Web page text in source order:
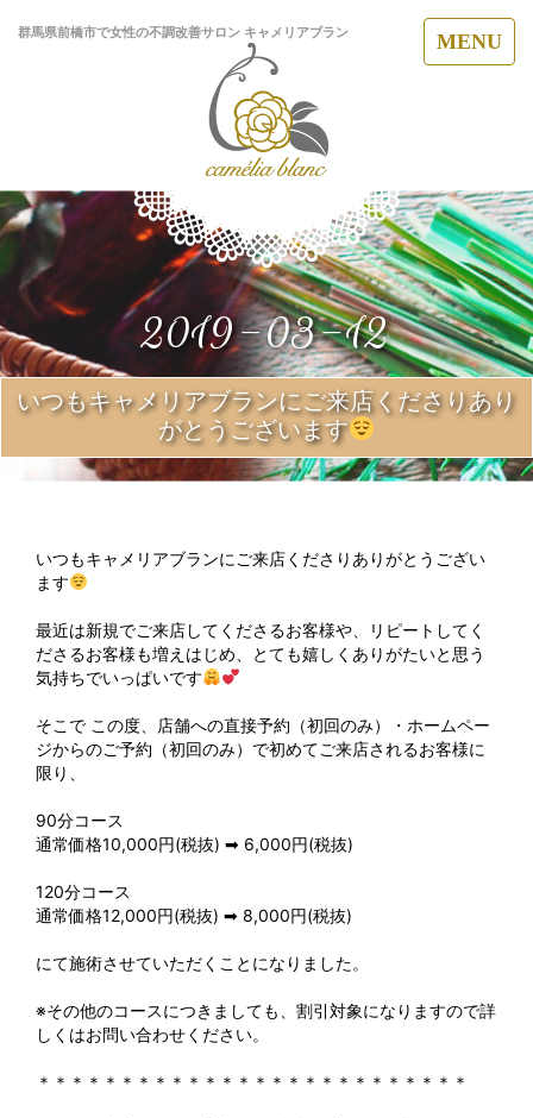
群馬県前橋市で女性の不調改善サロン キャメリアブラン MENU
2019-03-12
いつもキャメリアブランにご来店くださりあり
がとうございます
いつもキャメリアブランにご来店くださりありがとうござい
ます
最近は新規でご来店してくださるお客様や、リピートしてく
ださるお客様も増えはじめ、とても嬉しくありがたいと思う
気持ちでいっぱいです
そこで この度、店舗への直接予約（初回のみ）・ホームペー
ジからのご予約（初回のみ）で初めてご来店されるお客様に
限り、
90分コース
通常価格10,000円(税抜) ➡ 6,000円(税抜)
120分コース
通常価格12,000円(税抜) ➡ 8,000円(税抜)
にて施術させていただくことになりました。
※その他のコースにつきましても、割引対象になりますので詳
しくはお問い合わせください。
＊＊＊＊＊＊＊＊＊＊＊＊＊＊＊＊＊＊＊＊＊＊＊＊＊＊